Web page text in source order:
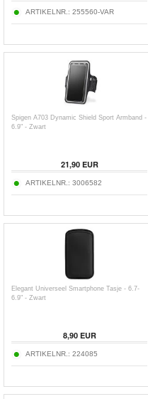
ARTIKELNR.: 255560-VAR
Spigen A703 Dynamic Shield Sport Armband -
6.9" - Zwart
21,90EUR
ARTIKELNR.: 3006582
Elegant Universeel Smartphone Tasje - 6.7-
6.9" - Zwart
8,90EUR
ARTIKELNR.: 224085